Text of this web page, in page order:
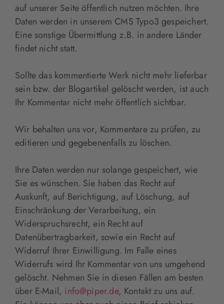
auf unserer Seite öffentlich nutzen möchten. Ihre
Daten werden in unserem CMS Typo3 gespeichert.
Eine sonstige Übermittlung z.B. in andere Länder
findet nicht statt.
Sollte das kommentierte Werk nicht mehr lieferbar
sein bzw. der Blogartikel gelöscht werden, ist auch
Ihr Kommentar nicht mehr öffentlich sichtbar.
Wir behalten uns vor, Kommentare zu prüfen, zu
editieren und gegebenenfalls zu löschen.
Ihre Daten werden nur solange gespeichert, wie
Sie es wünschen. Sie haben das Recht auf
Auskunft, auf Berichtigung, auf Löschung, auf
Einschränkung der Verarbeitung, ein
Widerspruchsrecht, ein Recht auf
Datenübertragbarkeit, sowie ein Recht auf
Widerruf Ihrer Einwilligung. Im Falle eines
Widerrufs wird Ihr Kommentar von uns umgehend
gelöscht. Nehmen Sie in diesen Fällen am besten
über E-Mail, info@piper.de, Kontakt zu uns auf.